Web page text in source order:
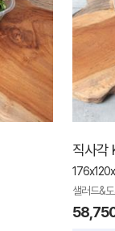
직사각
샐러드&